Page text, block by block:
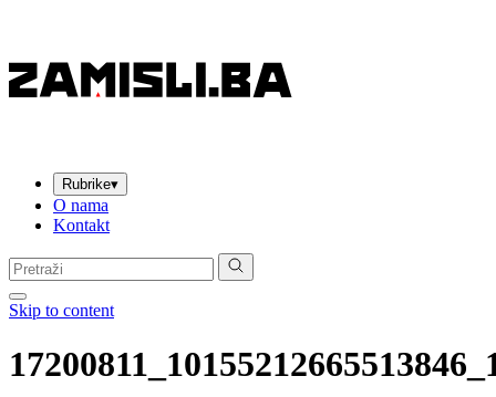
Rubrike▾
O nama
Kontakt
Pretraga:
Skip to content